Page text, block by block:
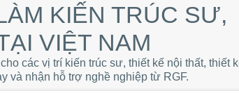
KIẾN TRÚC SƯ,
VIỆT NAM
các vị trí kiến trúc sư, thiết kế nội thất, thiết
và nhận hỗ trợ nghề nghiệp từ RGF.